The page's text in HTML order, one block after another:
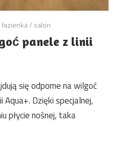
łazienka/ salon
panele z linii
się odporne na wilgoć
Dzięki specjalnej,
płycie nośnej, taka